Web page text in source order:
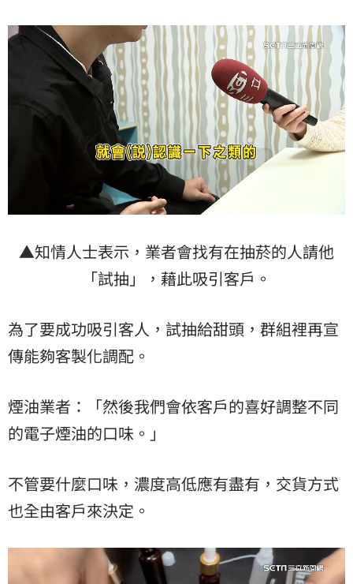
▲知情人士表示，業者會找有在抽菸的人請他
「試抽」，藉此吸引客戶。
為了要成功吸引客人，試抽給甜頭，群組裡再宣
傳能夠客製化調配。
煙油業者：「然後我們會依客戶的喜好調整不同
的電子煙油的口味。」
不管要什麼口味，濃度高低應有盡有，交貨方式
也全由客戶來決定。